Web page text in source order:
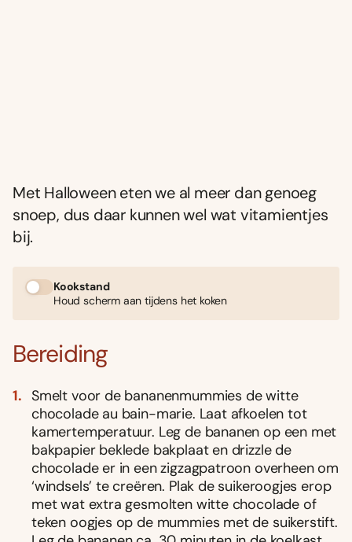
Met Halloween eten we al meer dan genoeg
snoep, dus daar kunnen wel wat vitamientjes
bij.
Kookstand
Houd scherm aan tijdens het koken
Bereiding
Smelt voor de bananenmummies de witte
chocolade au bain-marie. Laat afkoelen tot
kamertemperatuur. Leg de bananen op een met
bakpapier beklede bakplaat en drizzle de
chocolade er in een zigzagpatroon overheen om
‘windsels’ te creëren. Plak de suikeroogjes erop
met wat extra gesmolten witte chocolade of
teken oogjes op de mummies met de suikerstift.